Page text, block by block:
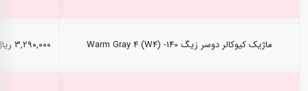
ماژیک کیوکالر دوسر زیگ Warm Gray 4 (W4) -140 ۳,۲۹۰,۰۰۰ ریال